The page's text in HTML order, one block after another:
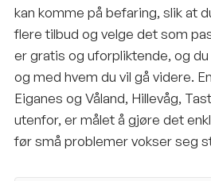
kan komme på befaring, slik at
flere tilbud og velge det som
er gratis og uforpliktende, og
og med hvem du vil gå videre.
Eiganes og Våland, Hillevåg,
utenfor, er målet å gjøre det
før små problemer vokser seg